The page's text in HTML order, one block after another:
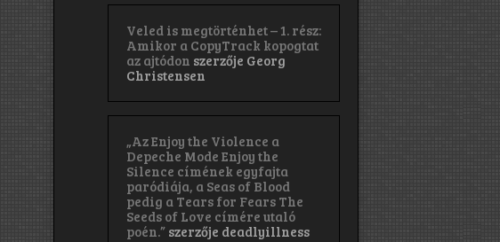
Veled is megtörténhet – 1. rész:
Amikor a CopyTrack kopogtat
az ajtódon szerzője Georg
Christensen
„Az Enjoy the Violence a
Depeche Mode Enjoy the
Silence címének egyfajta
paródiája, a Seas of Blood
pedig a Tears for Fears The
Seeds of Love címére utaló
poén.” szerzője deadlyillness